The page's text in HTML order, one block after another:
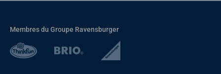
Membres du Groupe Ravensburger